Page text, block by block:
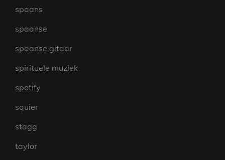
spaans
spaanse
spaanse gitaar
spirituele muziek
spotify
squier
stagg
taylor